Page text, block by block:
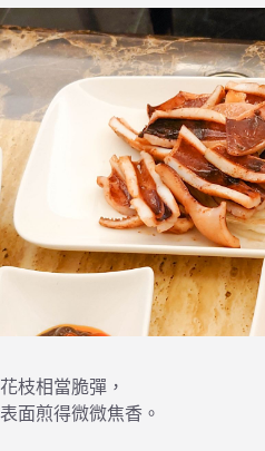
花枝相當脆彈，
表面煎得微微焦香。